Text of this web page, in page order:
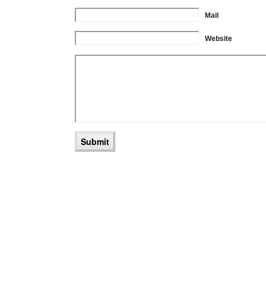
Mail
Website